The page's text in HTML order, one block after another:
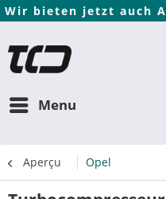
Wir bieten jetzt auch
Menu
Aperçu Opel